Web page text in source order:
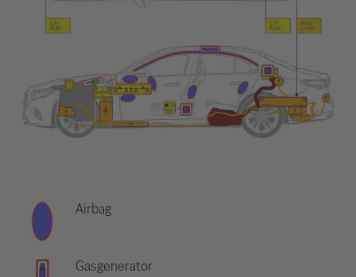
Airbag
Gasgenerator